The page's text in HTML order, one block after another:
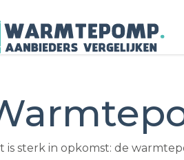
is sterk in opkomst: de